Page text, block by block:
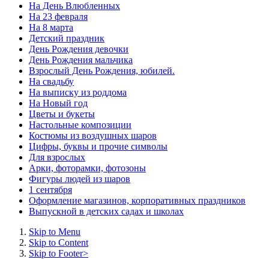
На День Влюбленных
На 23 февраля
На 8 марта
Детский праздник
День Рождения девочки
День Рождения мальчика
Взрослый День Рождения, юбилей.
На свадьбу
На выписку из роддома
На Новый год
Цветы и букеты
Настольные композиции
Костюмы из воздушных шаров
Цифры, буквы и прочие символы
Для взрослых
Арки, фоторамки, фотозоны
Фигуры людей из шаров
1 сентября
Оформление магазинов, корпоративных праздников
Выпускной в детских садах и школах
Skip to Menu
Skip to Content
Skip to Footer>